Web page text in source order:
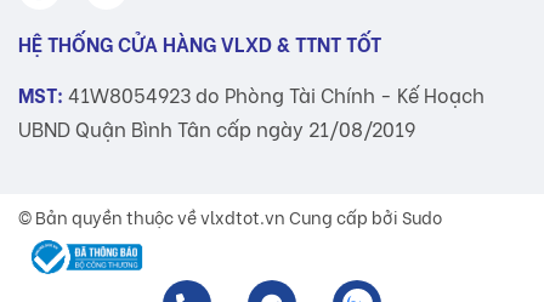
HỆ THỐNG CỬA HÀNG VLXD & TTNT TỐT
MST: 41W8054923 do Phòng Tài Chính - Kế Hoạch
UBND Quận Bình Tân cấp ngày 21/08/2019
© Bản quyền thuộc vềvlxdtot.vnCung cấp bởi Sudo